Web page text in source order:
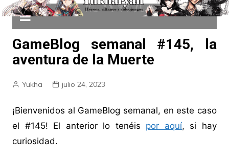
GameBlog semanal #145, la
aventura de la Muerte
Yukha julio 24, 2023
¡Bienvenidos al GameBlog semanal, en este caso
el #145! El anterior lo tenéis por aquí, si hay
curiosidad.